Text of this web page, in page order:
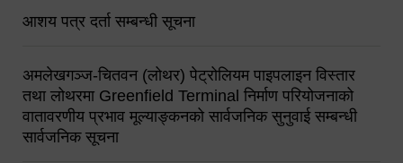
आशय पत्र दर्ता सम्बन्धी सूचना
अमलेखगञ्ज-चितवन (लोथर) पेट्रोलियम पाइपलाइन विस्तार
तथा लोथरमा Greenfield Terminal निर्माण परियोजनाको
वातावरणीय प्रभाव मूल्याङ्कनको सार्वजनिक सुनुवाई सम्बन्धी
सार्वजनिक सूचना